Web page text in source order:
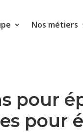
Nos métiers
pour
pour